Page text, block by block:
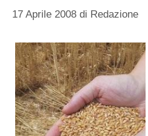
17 Aprile 2008 di Redazione